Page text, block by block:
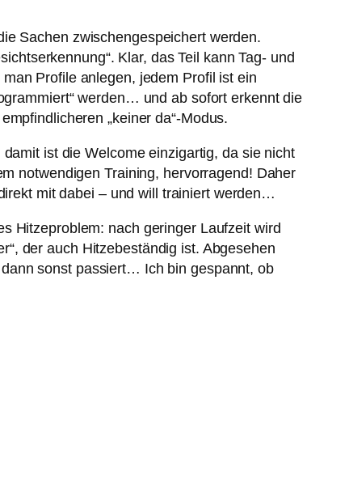
Sachen zwischengespeichert werden.
Klar, das Teil kann Tag- und
Profile anlegen, jedem Profil ist ein
werden… und ab sofort erkennt die
„keiner da“-Modus.
ist die Welcome einzigartig, da sie nicht
notwendigen Training, hervorragend! Daher
mit dabei – und will trainiert werden…
Hitzeproblem: nach geringer Laufzeit wird
der auch Hitzebeständig ist. Abgesehen
sonst passiert… Ich bin gespannt, ob